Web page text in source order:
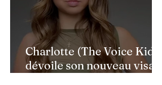
Charlotte (The Voice Kids)
dévoile son nouveau visage